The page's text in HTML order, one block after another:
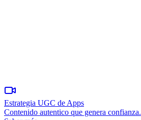
Estrategia UGC de Apps
Contenido autentico que genera confianza.